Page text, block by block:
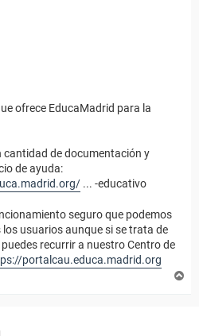
ofrece EducaMadrid para la
de documentación y
de ayuda:
... -educativo
seguro que podemos
usuarios aunque si se trata de
recurrir a nuestro Centro de
portalcau.educa.madrid.org